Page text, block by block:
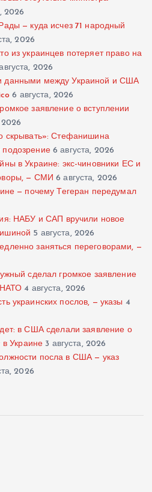
2026
— куда исчез 71 народный
2026
из украинцев потеряет право на
2026
данными между Украиной и США
6 августа, 2026
заявление о вступлении
2026
скрывать»: Стефанишина
6 августа, 2026
в Украине: экс-чиновники ЕС и
— СМИ 6 августа, 2026
— почему Тегеран передумал
НАБУ и САП вручили новое
5 августа, 2026
заняться переговорами, —
сделал громкое заявление
НАТО 4 августа, 2026
украинских послов, — указы 4
в США сделали заявление о
в Украине 3 августа, 2026
посла в США — указ
2026